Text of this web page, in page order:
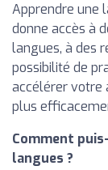
Apprendre une
donne accès à
langues, à des
possibilité de
accélérer votre
plus
Comment
langues ?